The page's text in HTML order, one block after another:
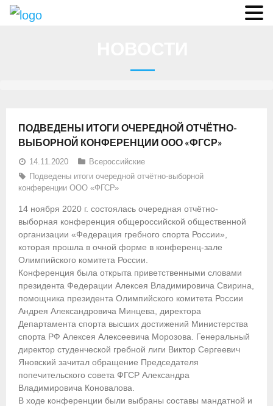
О гребле
- Дисциплины гребного спорта
- История гребли
- Президиум
Новости
Регламенты и результаты
Приобретение спортивной страховки
Документы
- Архив документов
- Нормативные документы
- Подготовка спортивного резерва
ПОДВЕДЕНЫ ИТОГИ ОЧЕРЕДНОЙ ОТЧЁТНО-
ВЫБОРНОЙ КОНФЕРЕНЦИИ ООО «ФГСР»
14.11.2020
Всероссийские
Подведены итоги очередной отчётно-выборной
конференции ООО «ФГСР»
14 ноября 2020 г. состоялась очередная отчётно-
выборная конференция общероссийской общественной
организации «Федерация гребного спорта России»,
которая прошла в очной форме в конференц-зале
Олимпийского комитета России.
Конференция была открыта приветственными словами
президента Федерации Алексея Владимировича Свирина,
помощника президента Олимпийского комитета России
Андрея Александровича Минцева, директора
Департамента спорта высших достижений Министерства
спорта РФ Алексея Алексеевича Морозова. Генеральный
директор студенческой гребной лиги Виктор Сергеевич
Яновский зачитал обращение Председателя
попечительского совета ФГСР Александра
Владимировича Коновалова.
В ходе конференции были выбраны составы мандатной и